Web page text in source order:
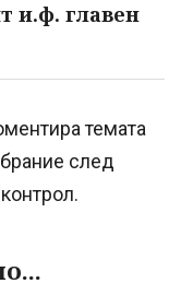
и.ф. главен
темата
след